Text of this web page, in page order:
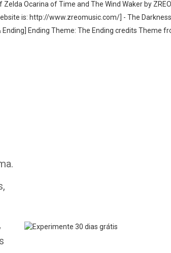
Ocarina of Time and The Wind Waker by
is: http://www.zreomusic.com/] - The
Ending Theme: The Ending credits Theme